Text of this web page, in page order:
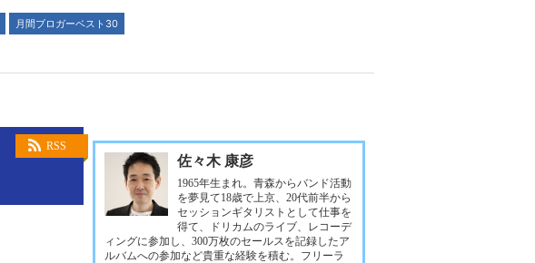
月間ブロガーベスト30
RSS
佐々木 康彦
1965年生まれ。青森からバンド活動
を夢見て18歳で上京、20代前半から
セッションギタリストとして仕事を
得て、ドリカムのライブ、レコーデ
ィングに参加し、300万枚のセールスを記録したア
ルバムへの参加など貴重な経験を積む。フリーラ